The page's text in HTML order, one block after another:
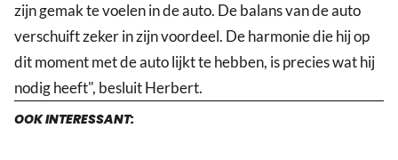
zijn gemak te voelen in de auto. De balans van de auto
verschuift zeker in zijn voordeel. De harmonie die hij op
dit moment met de auto lijkt te hebben, is precies wat hij
nodig heeft", besluit Herbert.
OOK INTERESSANT: